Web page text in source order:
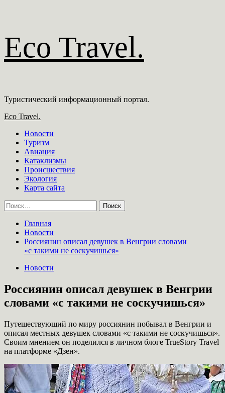
содержимому
Eco Travel.
Туристический информационный портал.
Основное
Eco Travel.
Новости
Туризм
Авиация
Катаклизмы
Происшествия
Экология
Карта сайта
Найти:
Главная
Новости
Россиянин описал девушек в Венгрии словами
«с такими не соскучишься»
Новости
Россиянин описал девушек в Венгрии
словами «с такими не соскучишься»
Путешествующий по миру россиянин побывал в Венгрии и
описал местных девушек словами «с такими не соскучишься».
Своим мнением он поделился в личном блоге TrueStory Travel
на платформе «Дзен».